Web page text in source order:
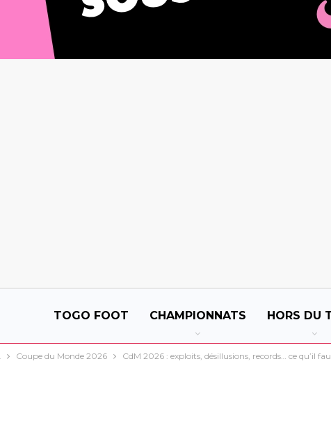
TOGO FOOT CHAMPIONNATS HORS DU
Coupe du Monde 2026 CdM 2026 : exploits, désillusions, records… ce qu’il